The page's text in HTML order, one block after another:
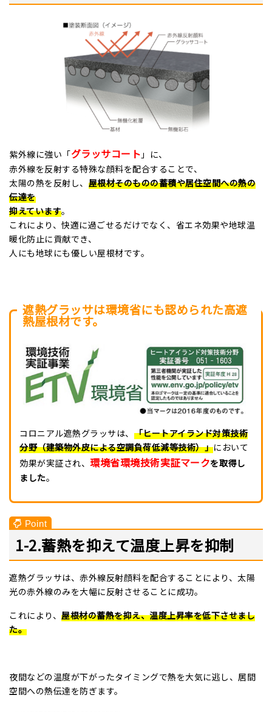
紫外線に強い「グラッサコート 」に、
赤外線を反射する特殊な顔料を配合することで、
太陽の熱を反射し、 屋根材そのものの蓄積や居住空間への熱の
伝達を
抑えています。
これにより、快適に過ごせるだけでなく、省エネ効果や地球温
暖化防止に貢献でき、
人にも地球にも優しい屋根材です。
遮熱グラッサは環境省にも認められた高遮
熱屋根材です。
コロニアル遮熱グラッサは、 「ヒートアイランド対策技術
分野（建築物外皮による空調負荷低減等技術）」において
効果が実証され、 環境省環境技術実証マークを取得し
ました。
1-2.蓄熱を抑えて温度上昇を抑制
遮熱グラッサは、赤外線反射顔料を配合することにより、太陽
光の赤外線のみを大幅に反射させることに成功。
これにより、 屋根材の蓄熱を抑え、温度上昇率を低下させまし
た。
夜間などの温度が下がったタイミングで熱を大気に逃し、居間
空間への熱伝達を防ぎます。